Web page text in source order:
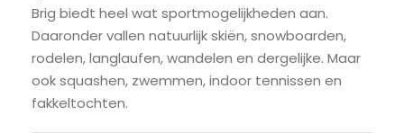
Brig biedt heel wat sportmogelijkheden aan.
Daaronder vallen natuurlijk skiën, snowboarden,
rodelen, langlaufen, wandelen en dergelijke. Maar
ook squashen, zwemmen, indoor tennissen en
fakkeltochten.